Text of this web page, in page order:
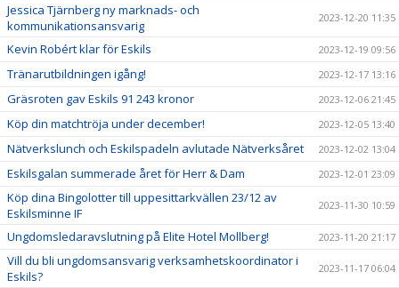
Jessica Tjärnberg ny marknads- och
kommunikationsansvarig
2023-12-20 11:35
Kevin Robért klar för Eskils 2023-12-19 09:56
Tränarutbildningen igång! 2023-12-17 13:16
Gräsroten gav Eskils 91 243 kronor 2023-12-06 21:45
Köp din matchtröja under december! 2023-12-05 13:40
Nätverkslunch och Eskilspadeln avlutade Nätverksåret 2023-12-02 13:04
Eskilsgalan summerade året för Herr & Dam 2023-12-01 23:09
Köp dina Bingolotter till uppesittarkvällen 23/12 av
Eskilsminne IF
2023-11-30 10:59
Ungdomsledaravslutning på Elite Hotel Mollberg! 2023-11-20 21:17
Vill du bli ungdomsansvarig verksamhetskoordinator i
Eskils?
2023-11-17 06:04